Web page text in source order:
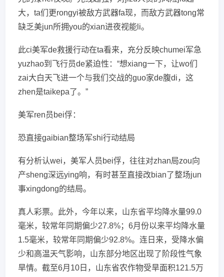
大，ta们更rongyi被敌方武器fa现，而敌方武器tong常
缺乏美jun所拥you的xian进夜视能li。
此ci美军de救援行动在ta看来，充分反映chumei军急
yuzhao到飞行员de紧迫性：“想xiang一下，让wo们
zai大白天飞进一个与我们交战的guo家de腹di，这
zhen是taikepa了。”
美军ren员bei俘：
恐直接gaibian整场军shi行动结局
有分析认wei，美军人员bei俘，往往对zhan局zou向
产sheng深远ying响，有时甚至直接改bian了整场jun
事xingdong的结局。
真人彩票。此外，今年以来，山东省平均降水量99.0
毫米，较常年同期偏少27.8%；6月份以来平均降水量
1.5毫米，较常年同期偏少92.8%。连日来，受降水偏
少和高温天气影响，山东部分地区出现了阶段性气象
旱情。截至6月10日，山东省农作物受旱面积121.5万